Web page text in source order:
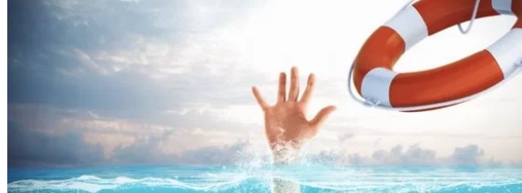
Upadłość konsumencka
Służebność